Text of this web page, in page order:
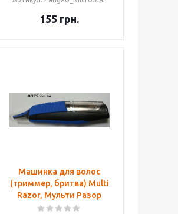
155 грн.
Машинка для волос
(триммер, бритва) Multi
Razor, Мульти Разор